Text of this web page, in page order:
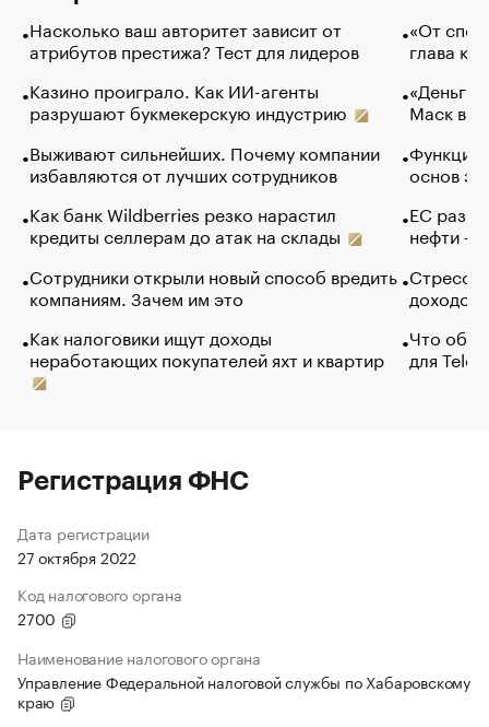
Насколько ваш авторитет зависит от
атрибутов престижа? Тест для лидеров
Казино проиграло. Как ИИ-агенты
разрушают букмекерскую индустрию
Выживают сильнейших. Почему компании
избавляются от лучших сотрудников
Как банк Wildberries резко нарастил
кредиты селлерам до атак на склады
Сотрудники открыли новый способ вредить
компаниям. Зачем им это
Как налоговики ищут доходы
неработающих покупателей яхт и квартир
«От
глава
«Деньги
Маск в
Функции
основ
ЕС
нефти —
Стресс
доходов
Что
для
Регистрация ФНС
Дата регистрации
27 октября 2022
Код налогового органа
2700
Наименование налогового органа
Управление Федеральной налоговой службы по Хабаровскому
краю